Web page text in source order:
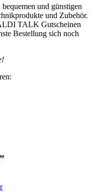
und günstigen
und Zubehör.
TALK Gutscheinen
Bestellung sich noch